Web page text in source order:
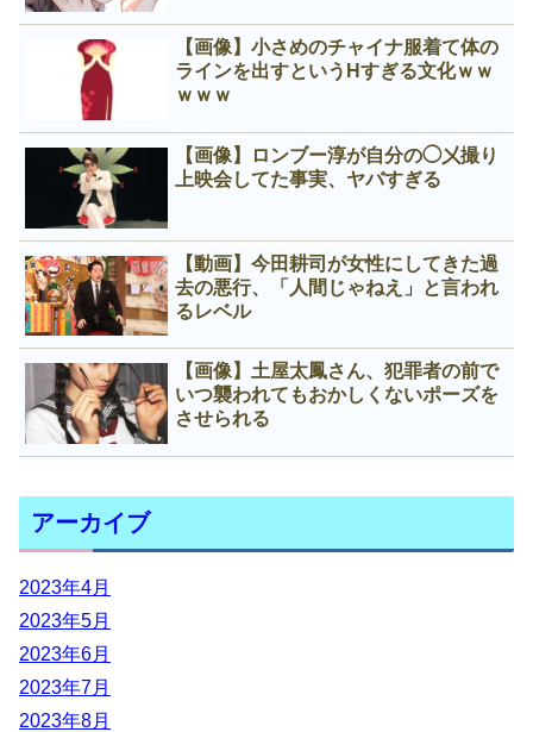
【画像】小さめのチャイナ服着て体の
ラインを出すというНすぎる文化ｗｗ
ｗｗｗ
【画像】ロンブー淳が自分の◯㐅撮り
上映会してた事実、ヤバすぎる
【動画】今田耕司が女性にしてきた過
去の悪行、「人間じゃねえ」と言われ
るレベル
【画像】土屋太鳳さん、犯罪者の前で
いつ襲われてもおかしくないポーズを
させられる
アーカイブ
2023年4月
2023年5月
2023年6月
2023年7月
2023年8月